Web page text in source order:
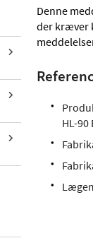
Denne
der kræver
HL-